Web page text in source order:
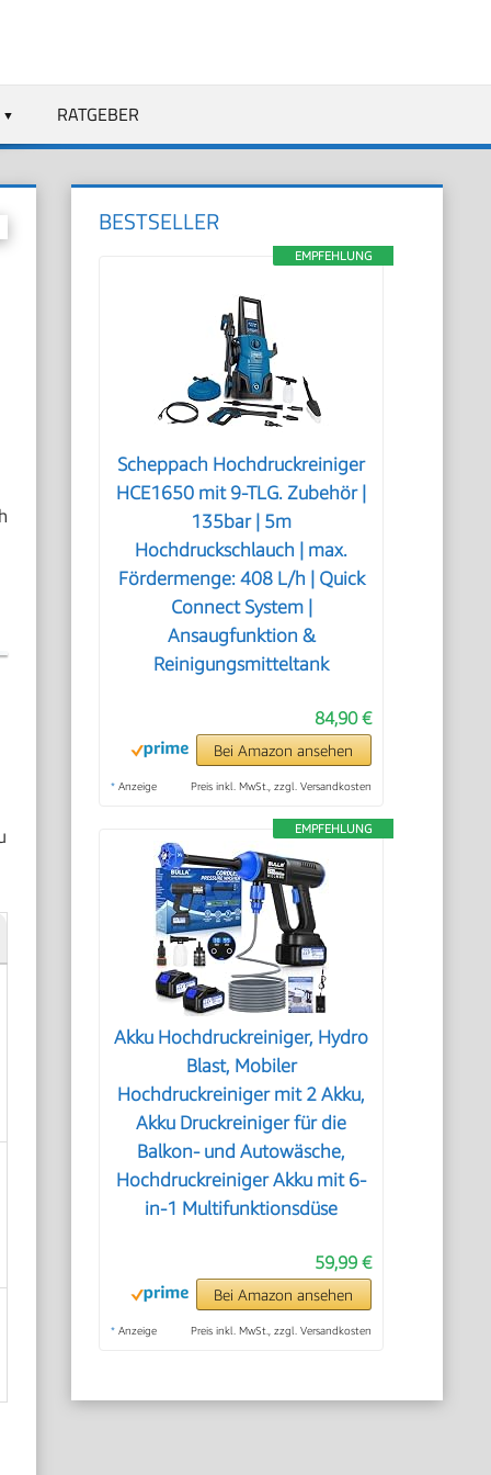
RATGEBER
BESTSELLER
EMPFEHLUNG
Scheppach Hochdruckreiniger
HCE1650 mit 9-TLG. Zubehör |
135bar | 5m
Hochdruckschlauch | max.
Fördermenge: 408 L/h | Quick
Connect System |
Ansaugfunktion &
Reinigungsmitteltank
84,90 €
Bei Amazon ansehen
* Anzeige Preis inkl. MwSt., zzgl. Versandkosten
EMPFEHLUNG
Akku Hochdruckreiniger, Hydro
Blast, Mobiler
Hochdruckreiniger mit 2 Akku,
Akku Druckreiniger für die
Balkon- und Autowäsche,
Hochdruckreiniger Akku mit 6-
in-1 Multifunktionsdüse
59,99 €
Bei Amazon ansehen
* Anzeige Preis inkl. MwSt., zzgl. Versandkosten